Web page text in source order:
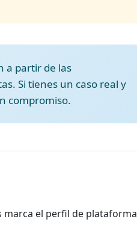
a partir de las
Si tienes un caso real y
compromiso.
marca el perfil de plataforma